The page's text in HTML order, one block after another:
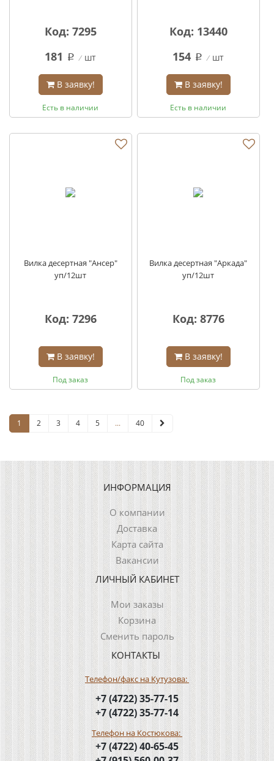
Код: 7295
181
q шт
В заявку!
Есть в наличии
Код: 13440
154 q шт
В заявку!
Есть в наличии
Вилка десертная "Ансер"
уп/12шт
Код: 7296
В заявку!
Под заказ
Вилка десертная "Аркада"
уп/12шт
Код: 8776
В заявку!
Под заказ
1 2 3 4 5 ... 40
ИНФОРМАЦИЯ
О компании
Доставка
Карта сайта
Вакансии
ЛИЧНЫЙ КАБИНЕТ
Мои заказы
Корзина
Сменить пароль
КОНТАКТЫ
Телефон/факс на Кутузова:
+7 (4722) 35-77-15
+7 (4722) 35-77-14
Телефон на Костюкова:
+7 (4722) 40-65-45